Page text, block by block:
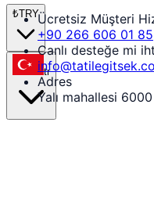
₺TRY
tr
Ücretsiz Müşteri
+90 266 606 01 85
Canlı desteğe mi
Adres
Yalı mahallesi